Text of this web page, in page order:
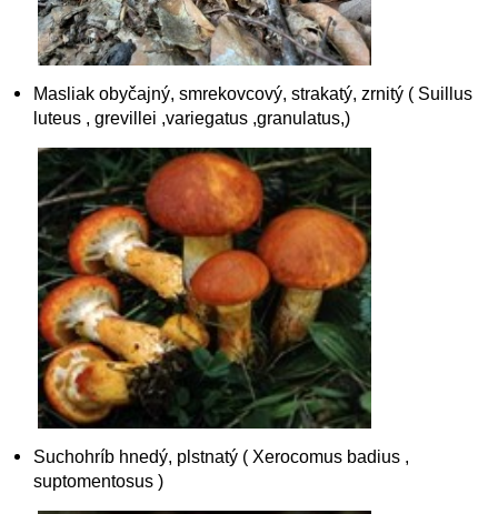
Masliak obyčajný, smrekovcový, strakatý, zrnitý ( Suillus
luteus , grevillei ,variegatus ,granulatus,)
Suchohríb hnedý, plstnatý ( Xerocomus badius ,
suptomentosus )